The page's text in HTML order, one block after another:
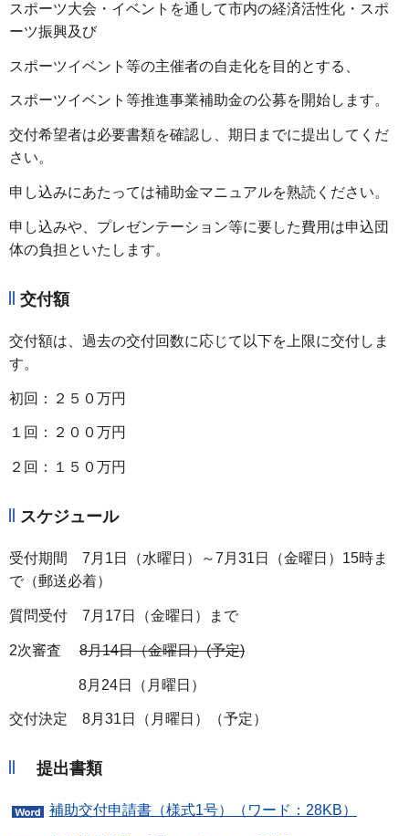
スポーツ大会・イベントを通して市内の経済活性化・スポ
ーツ振興及び
スポーツイベント等の主催者の自走化を目的とする、
スポーツイベント等推進事業補助金の公募を開始します。
交付希望者は必要書類を確認し、期日までに提出してくだ
さい。
申し込みにあたっては補助金マニュアルを熟読ください。
申し込みや、プレゼンテーション等に要した費用は申込団
体の負担といたします。
交付額
交付額は、過去の交付回数に応じて以下を上限に交付しま
す。
初回：２５０万円
１回：２００万円
２回：１５０万円
スケジュール
受付期間 7月1日（水曜日）～7月31日（金曜日）15時ま
で（郵送必着）
質問受付 7月17日（金曜日）まで
2次審査 8月14日（金曜日）(予定)
8月24日（月曜日）
交付決定 8月31日（月曜日）（予定）
提出書類
補助交付申請書（様式1号）（ワード：28KB）